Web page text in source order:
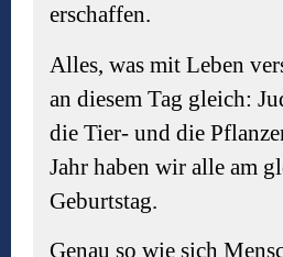
erschaffen.
Alles, was mit Leben
an diesem Tag gleich:
die Tier- und die
Jahr haben wir alle am
Geburtstag.
Genau so wie sich